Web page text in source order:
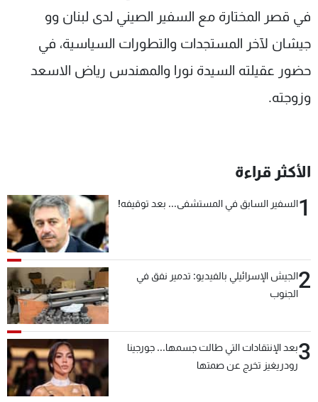
في قصر المختارة مع السفير الصيني لدى لبنان وو
جيشان لآخر المستجدات والتطورات السياسية، في
حضور عقيلته السيدة نورا والمهندس رياض الاسعد
وزوجته.
الأكثر قراءة
1السفير السابق في المستشفى... بعد توقيفه!
2الجيش الإسرائيلي بالفيديو: تدمير نفق في
الجنوب
3بعد الإنتقادات التي طالت جسمها... جورجينا
رودريغيز تخرج عن صمتها
الإنـتـاج
لاعلاناتكم
تواصل معنا
شروط الإسـتخدام
سياسة الخصوصية